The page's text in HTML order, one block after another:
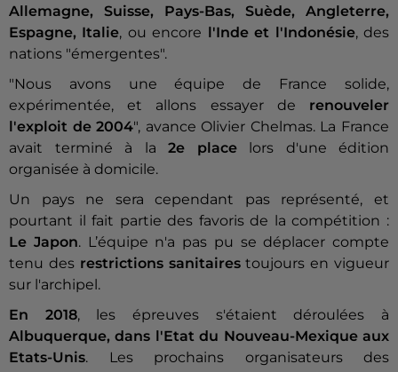
Allemagne, Suisse, Pays-Bas, Suède, Angleterre,
Espagne, Italie, ou encore l'Inde et l'Indonésie, des
nations "émergentes".
"Nous avons une équipe de France solide,
expérimentée, et allons essayer de renouveler
l'exploit de 2004", avance Olivier Chelmas. La France
avait terminé à la 2e placelors d'une édition
organisée à domicile.
Un pays ne sera cependant pas représenté, et
pourtant il fait partie des favoris de la compétition :
Le Japon. L’équipe n'a pas pu se déplacer compte
tenu des restrictions sanitairestoujours en vigueur
sur l'archipel.
En 2018, les épreuves s'étaient déroulées à
Albuquerque, dans l'Etat du Nouveau-Mexique aux
Etats-Unis. Les prochains organisateurs des